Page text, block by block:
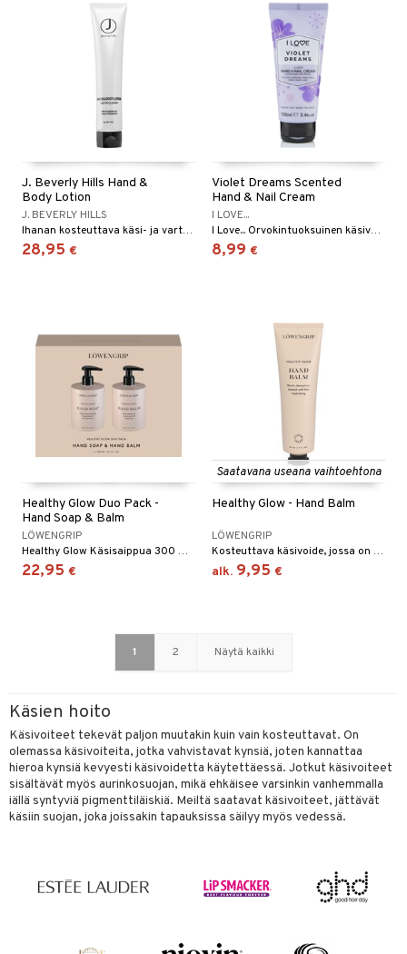
J. Beverly Hills Hand &
Body Lotion
J. BEVERLY HILLS
Ihanan kosteuttava käsi- ja vartalovoide.
28,95 €
Violet Dreams Scented
Hand & Nail Cream
I LOVE...
I Love... Orvokintuoksuinen käsivoide
8,99 €
Healthy Glow Duo Pack -
Hand Soap & Balm
LÖWENGRIP
Healthy Glow Käsisaippua 300 ml & Healthy Glow Käsivoide 300 ml Löwengripiltä
22,95 €
Saatavana useana vaihtoehtona
Healthy Glow - Hand Balm
LÖWENGRIP
Kosteuttava käsivoide, jossa on mantelivoita, Löwengripiltä.
alk. 9,95 €
1 2 Näytä kaikki
Käsien hoito
Käsivoiteet tekevät paljon muutakin kuin vain kosteuttavat. On
olemassa käsivoiteita, jotka vahvistavat kynsiä, joten kannattaa
hieroa kynsiä kevyesti käsivoidetta käytettäessä. Jotkut käsivoiteet
sisältävät myös aurinkosuojan, mikä ehkäisee varsinkin vanhemmalla
iällä syntyviä pigmenttiläiskiä. Meiltä saatavat käsivoiteet, jättävät
käsiin suojan, joka joissakin tapauksissa säilyy myös vedessä.